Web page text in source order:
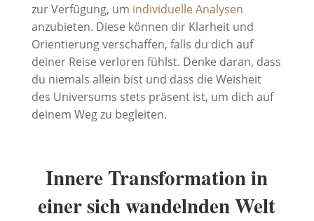
zur Verfügung, um individuelle Analysen
anzubieten. Diese können dir Klarheit und
Orientierung verschaffen, falls du dich auf
deiner Reise verloren fühlst. Denke daran, dass
du niemals allein bist und dass die Weisheit
des Universums stets präsent ist, um dich auf
deinem Weg zu begleiten.
Innere Transformation in
einer sich wandelnden Welt